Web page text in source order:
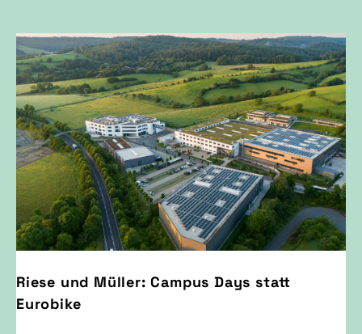
Riese und Müller: Campus Days statt
Eurobike